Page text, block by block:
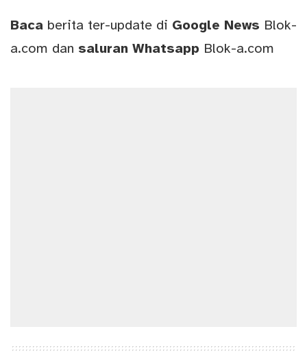
Baca berita ter-update di Google News Blok-
a.com dan saluran Whatsapp Blok-a.com